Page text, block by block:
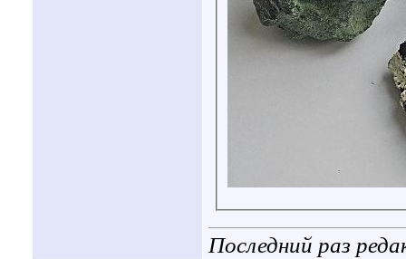
Последний раз